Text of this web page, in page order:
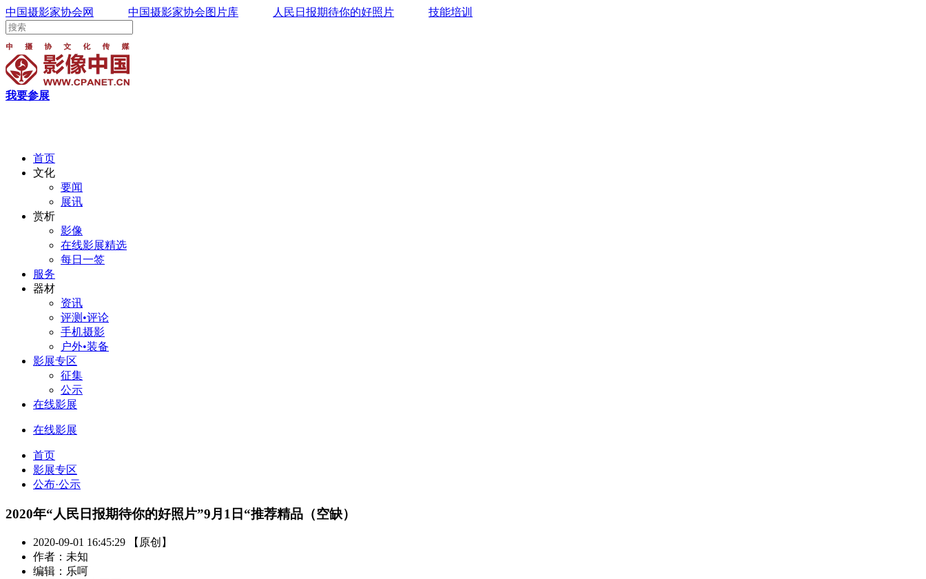
中国摄影家协会网 中国摄影家协会图片库 人民日报期待你的好照片 技能培训
我要参展
首页
文化
要闻
展讯
赏析
影像
在线影展精选
每日一签
服务
器材
资讯
评测•评论
手机摄影
户外•装备
影展专区
征集
公示
在线影展
在线影展
首页
影展专区
公布·公示
2020年“人民日报期待你的好照片”9月1日“推荐精品（空缺）
2020-09-01 16:45:29 【原创】
作者：未知
编辑：乐呵